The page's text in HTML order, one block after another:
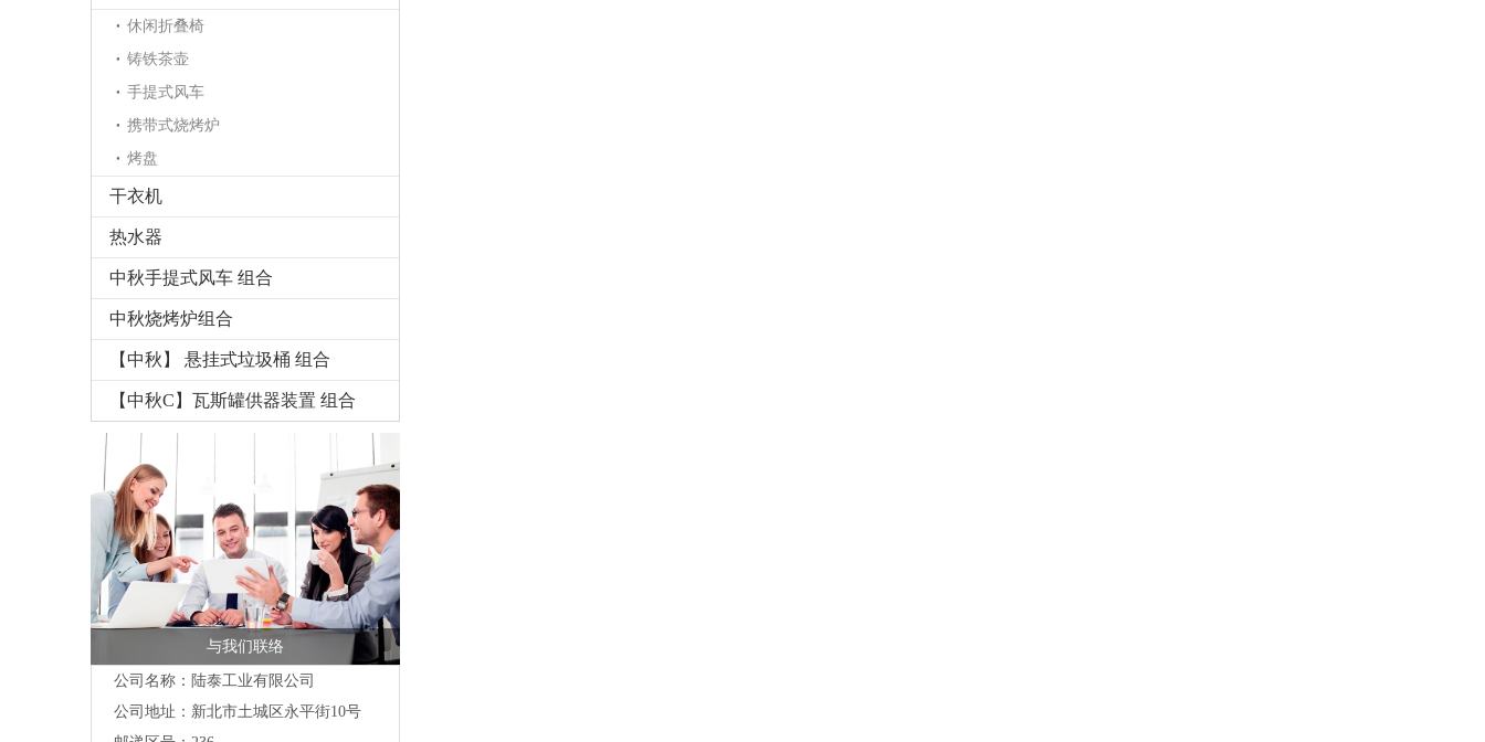
休闲折叠椅
铸铁茶壶
手提式风车
携带式烧烤炉
烤盘
干衣机
热水器
中秋手提式风车 组合
中秋烧烤炉组合
【中秋】 悬挂式垃圾桶 组合
【中秋C】瓦斯罐供器装置 组合
与我们联络
公司名称：陆泰工业有限公司
公司地址： 新北市土城区永平街10号